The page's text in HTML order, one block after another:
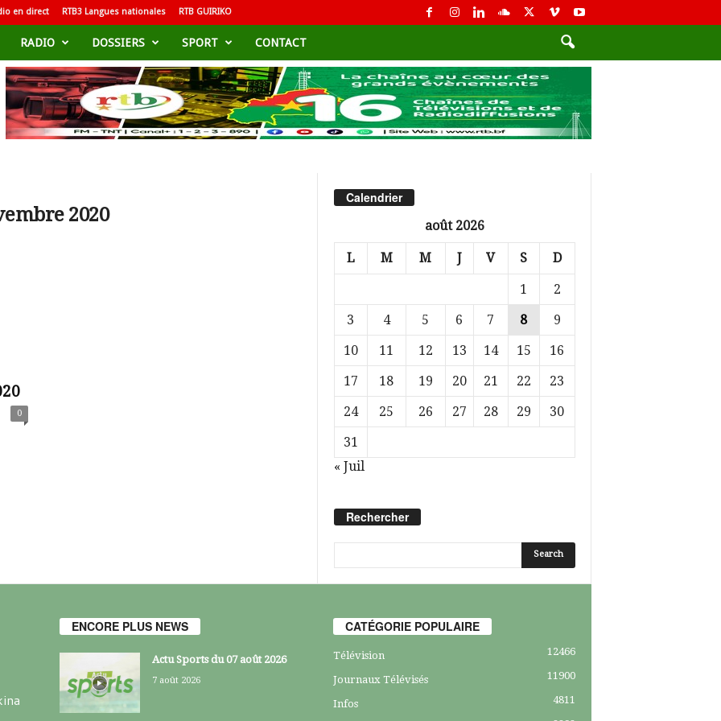
en direct RTB3 Langues nationales RTB GUIRIKO
RADIO DOSSIERS SPORT CONTACT
2020
0
Calendrier
août 2026
L M M J V S D
1
2
3
4 5 6 7 8
9
10
11 12 13 14 15
16
17
18 19 20 21 22
23
24
25 26 27 28 29
30
31
« Juil
Rechercher
ENCORE PLUS NEWS
Actu Sports du 07 août 2026
7 août 2026
CATÉGORIE POPULAIRE
Télévision 12466
Journaux Télévisés 11900
Infos
4811